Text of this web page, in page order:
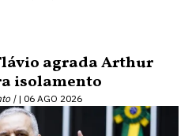
agrada Arthur
isolamento
| 06 AGO 2026